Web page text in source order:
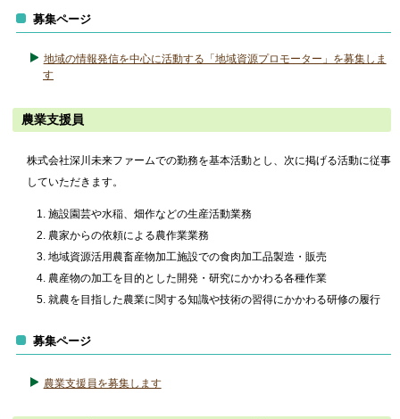
募集ページ
地域の情報発信を中心に活動する「地域資源プロモーター」を募集しま
す
農業支援員
株式会社深川未来ファームでの勤務を基本活動とし、次に掲げる活動に従事
していただきます。
施設園芸や水稲、畑作などの生産活動業務
農家からの依頼による農作業業務
地域資源活用農畜産物加工施設での食肉加工品製造・販売
農産物の加工を目的とした開発・研究にかかわる各種作業
就農を目指した農業に関する知識や技術の習得にかかわる研修の履行
募集ページ
農業支援員を募集します